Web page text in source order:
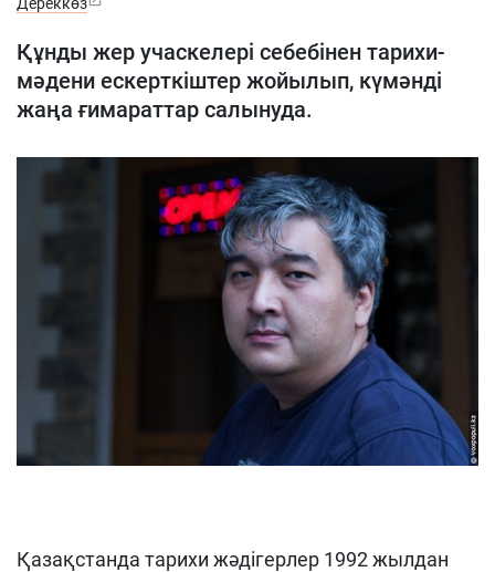
Құнды жер учаскелері себебінен тарихи-
мәдени ескерткіштер жойылып, күмәнді
жаңа ғимараттар салынуда.
Қазақстанда тарихи жәдігерлер 1992 жылдан